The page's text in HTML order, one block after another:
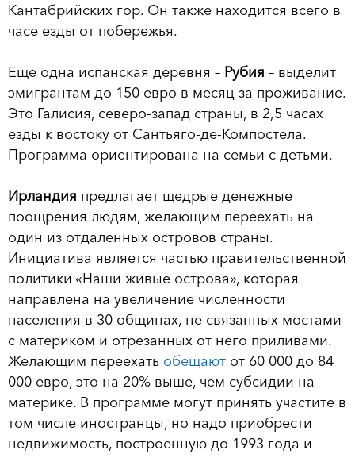
Кантабрийских гор. Он также находится всего в
часе езды от побережья.
Еще одна испанская деревня – Рубия – выделит
эмигрантам до 150 евро в месяц за проживание.
Это Галисия, северо-запад страны, в 2,5 часах
езды к востоку от Сантьяго-де-Компостела.
Программа ориентирована на семьи с детьми.
Ирландия предлагает щедрые денежные
поощрения людям, желающим переехать на
один из отдаленных островов страны.
Инициатива является частью правительственной
политики «Наши живые острова», которая
направлена на увеличение численности
населения в 30 общинах, не связанных мостами
с материком и отрезанных от него приливами.
Желающим переехать обещают от 60 000 до 84
000 евро, это на 20% выше, чем субсидии на
материке. В программе могут принять участите в
том числе иностранцы, но надо приобрести
недвижимость, построенную до 1993 года и